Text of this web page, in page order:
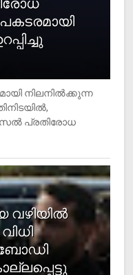
നിലനില്‍ക്കുന്ന
പ്രതിരോധ
വഴിയില്‍
ബോഡി